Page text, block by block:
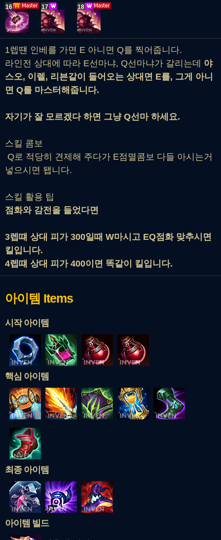
16 17 18
1렙떈 인베를 가면 E 아니면 Q를 찍어줍니다.
라인전 상대에 따라 E선마냐, Q선마냐가 갈리는데 야
스오, 이렐, 리븐같이 들어오는 상대면 E를, 그게 아니
면 Q를 마스터해줍니다.
자기가 잘 모르겠다 하면 그냥 Q선마 하세요.
스킬 콤보
Q로 적당히 견제해 주다가 E점멸콤보 다들 아시는거
넣으시면 됍니다.
스킬 활용 팁
점화와 감전을 들었다면
3렙떄 상대 피가 300일때 W마시고 EQ점화 맞추시면
킬입니다.
4렙떄 상대 피가 400이면 똑같이 킬입니다.
아이템 Items
시작 아이템
핵심 아이템
최종 아이템
아이템 빌드